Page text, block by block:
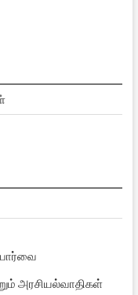
அரசியல்வாதிகள்